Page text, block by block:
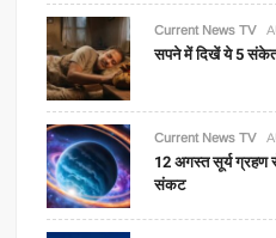
Current News TV
सपने में दिखें ये 5
Current News TV
12 अगस्त सूर्य ग्रहण
संकट